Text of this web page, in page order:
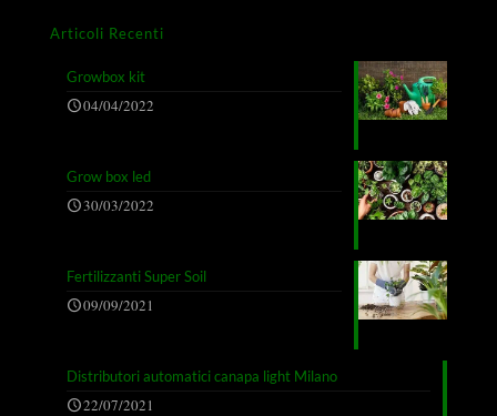
Articoli Recenti
Growbox kit
04/04/2022
Grow box led
30/03/2022
Fertilizzanti Super Soil
09/09/2021
Distributori automatici canapa light Milano
22/07/2021